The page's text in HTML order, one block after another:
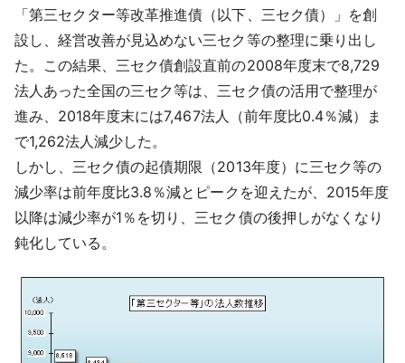
「第三セクター等改革推進債（以下、三セク債）」を創
設し、経営改善が見込めない三セク等の整理に乗り出し
た。この結果、三セク債創設直前の2008年度末で8,729
法人あった全国の三セク等は、三セク債の活用で整理が
進み、2018年度末には7,467法人（前年度比0.4％減）ま
で1,262法人減少した。
しかし、三セク債の起債期限（2013年度）に三セク等の
減少率は前年度比3.8％減とピークを迎えたが、2015年度
以降は減少率が1％を切り、三セク債の後押しがなくなり
鈍化している。